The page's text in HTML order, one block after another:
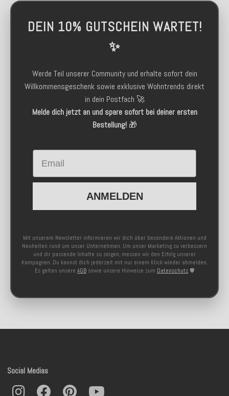
DEIN 10% GUTSCHEIN WARTET!
✨
Werde Teil unserer Community und erhalte sofort dein
Willkommensgeschenk sowie exklusive Wohntrends direkt
in dein Postfach 🚀
Melde dich jetzt an und spare sofort bei deiner ersten
Bestellung!🎁
Email
ANMELDEN
Mit unserem Newsletter informieren wir dich über besondere Aktionen und
Neuheiten rund um unser Unternehmen. Um unser Marketing zu verbessern
und dir passende Inhalte zu zeigen, messen wir den Erfolg unserer
Kampagnen. Du kannst dich jederzeit mit nur einem Klick wieder abmelden.
Es gelten unsere AGB sowie unsere Hinweise zum Datenschutz 🛡️
Social Medias